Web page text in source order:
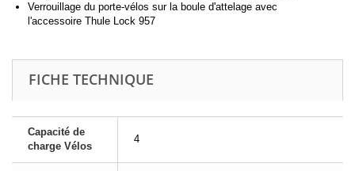
Verrouillage du porte-vélos sur la boule d'attelage avec
l'accessoire Thule Lock 957
FICHE TECHNIQUE
Capacité de
charge Vélos
4